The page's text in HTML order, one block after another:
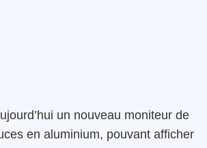
un nouveau moniteur de
en aluminium, pouvant afficher